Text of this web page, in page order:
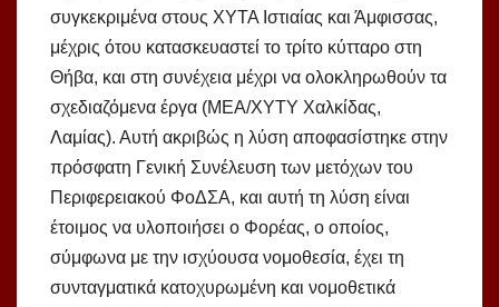
συγκεκριμένα στους ΧΥΤΑ Ιστιαίας και Άμφισσας,
μέχρις ότου κατασκευαστεί το τρίτο κύτταρο στη
Θήβα, και στη συνέχεια μέχρι να ολοκληρωθούν τα
σχεδιαζόμενα έργα (ΜΕΑ/ΧΥΤΥ Χαλκίδας,
Λαμίας). Αυτή ακριβώς η λύση αποφασίστηκε στην
πρόσφατη Γενική Συνέλευση των μετόχων του
Περιφερειακού ΦοΔΣΑ, και αυτή τη λύση είναι
έτοιμος να υλοποιήσει ο Φορέας, ο οποίος,
σύμφωνα με την ισχύουσα νομοθεσία, έχει τη
συνταγματικά κατοχυρωμένη και νομοθετικά